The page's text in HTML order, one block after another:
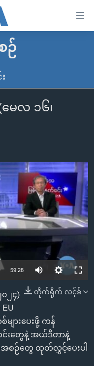
ဉ်
ေလ ၁၆၊
available
59:28
တိုက်ရိုက် လင့်ခ်
၂၄)
ားပေးဖို့ ကန်
င်းတွေနဲ့ အယ်ဒီတာနဲ့
စီအစဉ်တွေ ထုတ်လွှင့်ပေးပါ